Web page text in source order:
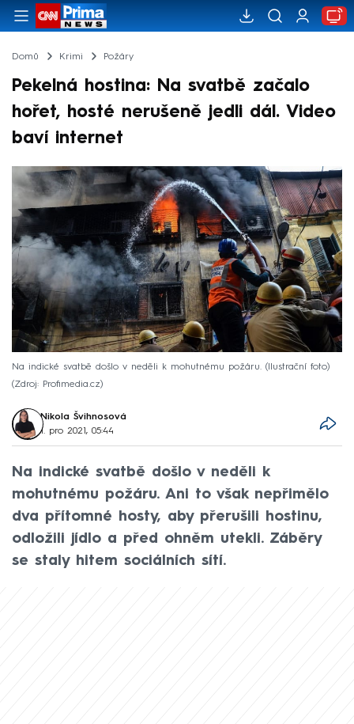
Domů Krimi Požáry
Pekelná hostina: Na svatbě začalo
hořet, hosté nerušeně jedli dál. Video
baví internet
Na indické svatbě došlo v neděli k mohutnému požáru. (Ilustrační foto)
Zdroj: Profimedia.cz
Nikola Švihnosová
1. pro 2021, 05:44
Na indické svatbě došlo v neděli k
mohutnému požáru. Ani to však nepřimělo
dva přítomné hosty, aby přerušili hostinu,
odložili jídlo a před ohněm utekli. Záběry
se staly hitem sociálních sítí.